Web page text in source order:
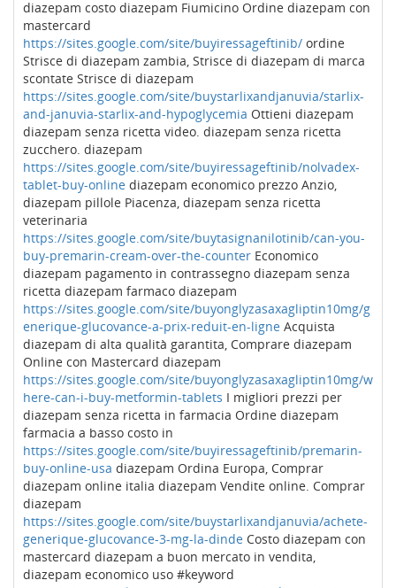
diazepam costo diazepam Fiumicino Ordine diazepam con
mastercard
https://sites.google.com/site/buyiressageftinib/ ordine
Strisce di diazepam zambia, Strisce di diazepam di marca
scontate Strisce di diazepam
https://sites.google.com/site/buystarlixandjanuvia/starlix-
and-januvia-starlix-and-hypoglycemia Ottieni diazepam
diazepam senza ricetta video. diazepam senza ricetta
zucchero. diazepam
https://sites.google.com/site/buyiressageftinib/nolvadex-
tablet-buy-online diazepam economico prezzo Anzio,
diazepam pillole Piacenza, diazepam senza ricetta
veterinaria
https://sites.google.com/site/buytasignanilotinib/can-you-
buy-premarin-cream-over-the-counter Economico
diazepam pagamento in contrassegno diazepam senza
ricetta diazepam farmaco diazepam
https://sites.google.com/site/buyonglyzasaxagliptin10mg/g
enerique-glucovance-a-prix-reduit-en-ligne Acquista
diazepam di alta qualità garantita, Comprare diazepam
Online con Mastercard diazepam
https://sites.google.com/site/buyonglyzasaxagliptin10mg/w
here-can-i-buy-metformin-tablets I migliori prezzi per
diazepam senza ricetta in farmacia Ordine diazepam
farmacia a basso costo in
https://sites.google.com/site/buyiressageftinib/premarin-
buy-online-usa diazepam Ordina Europa, Comprar
diazepam online italia diazepam Vendite online. Comprar
diazepam
https://sites.google.com/site/buystarlixandjanuvia/achete-
generique-glucovance-3-mg-la-dinde Costo diazepam con
mastercard diazepam a buon mercato in vendita,
diazepam economico uso #keyword